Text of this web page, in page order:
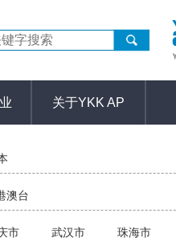
关于YKK AP
澳台
市 武汉市 珠海市